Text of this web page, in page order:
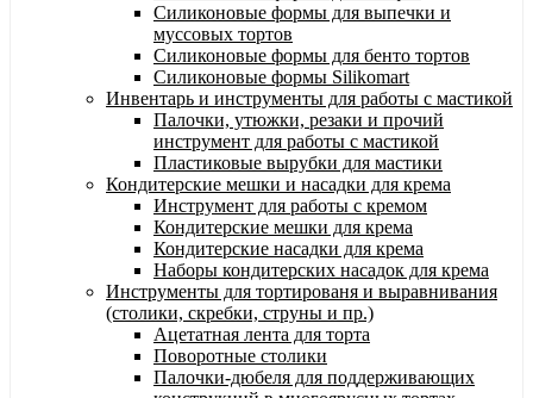
Силиконовые формы для выпечки и
муссовых тортов
Силиконовые формы для бенто тортов
Силиконовые формы Silikomart
Инвентарь и инструменты для работы с мастикой
Палочки, утюжки, резаки и прочий
инструмент для работы с мастикой
Пластиковые вырубки для мастики
Кондитерские мешки и насадки для крема
Инструмент для работы с кремом
Кондитерские мешки для крема
Кондитерские насадки для крема
Наборы кондитерских насадок для крема
Инструменты для тортированя и выравнивания
(столики, скребки, струны и пр.)
Ацетатная лента для торта
Поворотные столики
Палочки-дюбеля для поддерживающих